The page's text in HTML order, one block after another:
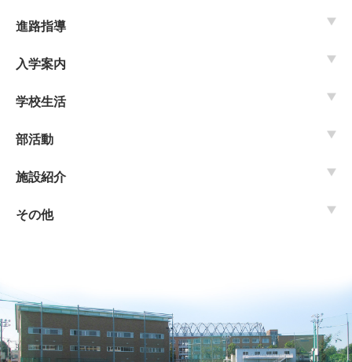
進路指導
入学案内
学校生活
部活動
施設紹介
その他